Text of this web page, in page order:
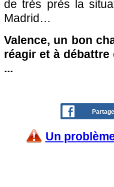
de très près la
Madrid…
Valence, un bon
réagir et à débattre
...
Un